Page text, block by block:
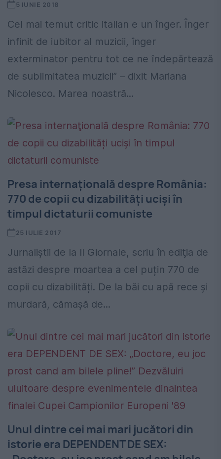
5 IUNIE 2018
Cel mai temut critic italian e un înger. Înger
infinit de iubitor al muzicii, înger
exterminator pentru tot ce ne îndepărtează
de sublimitatea muzicii” – dixit Mariana
Nicolesco. Marea noastră...
Presa internaţională despre România:
770 de copii cu dizabilități uciși în
timpul dictaturii comuniste
25 IULIE 2017
Jurnaliştii de la Il Giornale, scriu în ediţia de
astăzi despre moartea a cel puțin 770 de
copii cu dizabilități. De la băi cu apă rece şi
murdară, cămașă de...
Unul dintre cei mai mari jucători din
istorie era DEPENDENT DE SEX: